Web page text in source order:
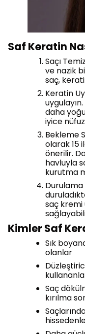
Saf Keratin
Saçı
ve nazik
saç,
Keratin
daha
iyice
Bekleme
olarak 15
önerilir.
havluyla
kurutma
Durulama
saç
Kimler Saf
Sık
olanlar
Saç
kırılma